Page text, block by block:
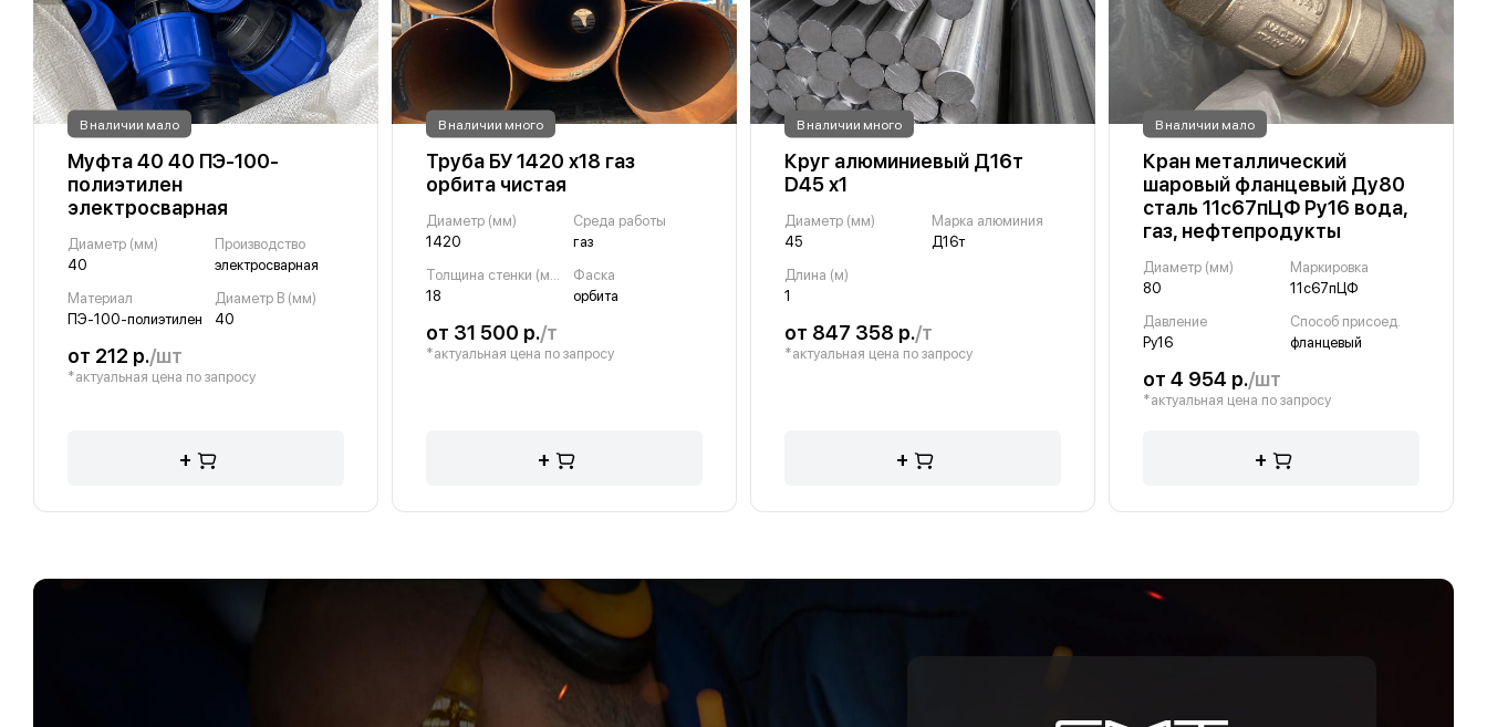
В наличии мало
Муфта 40 40 ПЭ-100-
полиэтилен
электросварная
Диаметр (мм)
40
Производство
электросварная
Материал
ПЭ-100-полиэтилен
Диаметр B (мм)
40
от 212 р./шт
*актуальная цена по запросу
+
В наличии много
Труба БУ 1420 х18 газ
орбита чистая
Диаметр (мм)
1420
Среда работы
газ
Толщина стенки (мм)
18
Фаска
орбита
от 31 500 р./т
*актуальная цена по запросу
+
В наличии много
Круг алюминиевый Д16т
D45 х1
Диаметр (мм)
45
Марка алюминия
Д16т
Длина (м)
1
от 847 358 р./т
*актуальная цена по запросу
+
В наличии мало
Кран металлический
шаровый фланцевый Ду80
сталь 11с67пЦФ Ру16 вода,
газ, нефтепродукты
Диаметр (мм)
80
Маркировка
11с67пЦФ
Давление
Ру16
Способ присоед.
фланцевый
от 4 954 р./шт
*актуальная цена по запросу
+